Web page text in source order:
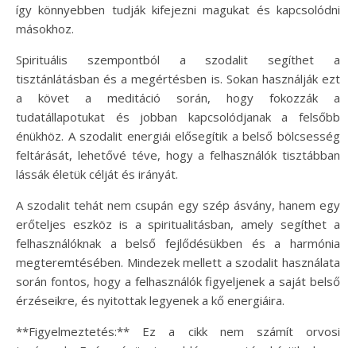
így könnyebben tudják kifejezni magukat és kapcsolódni
másokhoz.
Spirituális szempontból a szodalit segíthet a
tisztánlátásban és a megértésben is. Sokan használják ezt
a követ a meditáció során, hogy fokozzák a
tudatállapotukat és jobban kapcsolódjanak a felsőbb
énükhöz. A szodalit energiái elősegítik a belső bölcsesség
feltárását, lehetővé téve, hogy a felhasználók tisztábban
lássák életük célját és irányát.
A szodalit tehát nem csupán egy szép ásvány, hanem egy
erőteljes eszköz is a spiritualitásban, amely segíthet a
felhasználóknak a belső fejlődésükben és a harmónia
megteremtésében. Mindezek mellett a szodalit használata
során fontos, hogy a felhasználók figyeljenek a saját belső
érzéseikre, és nyitottak legyenek a kő energiáira.
**Figyelmeztetés:** Ez a cikk nem számít orvosi